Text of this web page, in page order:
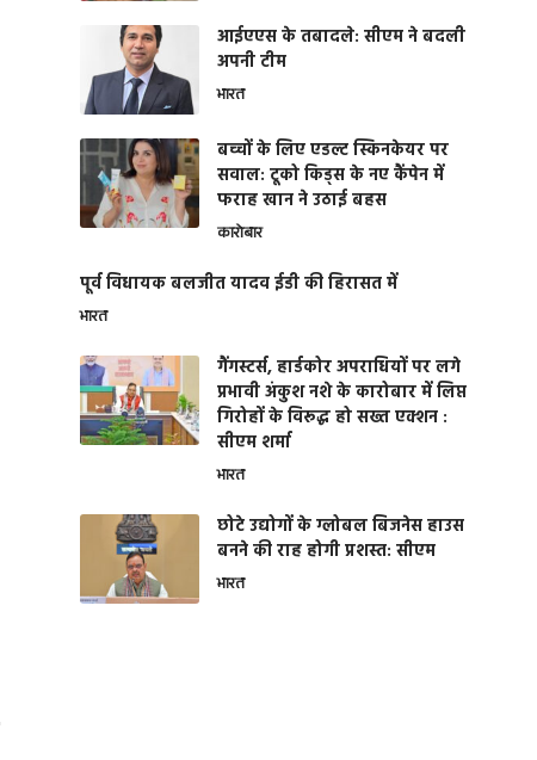
आईएएस के तबादले: सीएम ने बदली
अपनी टीम
भारत
बच्चों के लिए एडल्ट स्किनकेयर पर
सवाल: टूको किड्स के नए कैंपेन में
फराह खान ने उठाई बहस
कारोबार
पूर्व विधायक बलजीत यादव ईडी की हिरासत में
भारत
गैंगस्टर्स, हार्डकोर अपराधियों पर लगे
प्रभावी अंकुश नशे के कारोबार में लिप्त
गिरोहों के विरूद्ध हो सख्त एक्शन :
सीएम शर्मा
भारत
छोटे उद्योगों के ग्लोबल बिजनेस हाउस
बनने की राह होगी प्रशस्त: सीएम
भारत